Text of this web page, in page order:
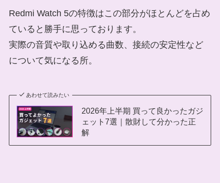
Redmi Watch 5の特徴はこの部分がほとんどを占め
ていると勝手に思っております。
実際の音質や取り込める曲数、接続の安定性など
について気になる所。
あわせて読みたい
2026年上半期 買って良かったガジ
ェット7選｜散財して分かった正
解